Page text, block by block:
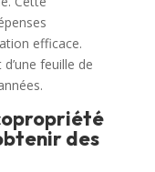
efficace.
feuille de
des